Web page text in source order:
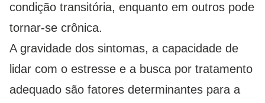
condição transitória, enquanto em outros pode
tornar-se crônica.
A gravidade dos sintomas, a capacidade de
lidar com o estresse e a busca por tratamento
adequado são fatores determinantes para a